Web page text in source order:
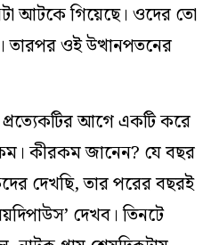
আটকে গিয়েছে। ওদের তো
ওই উত্থানপতনের
আগে একটি করে
কীরকম জানেন? যে বছর
দেখছি, তার পরের বছরই
দেখব। তিনটে